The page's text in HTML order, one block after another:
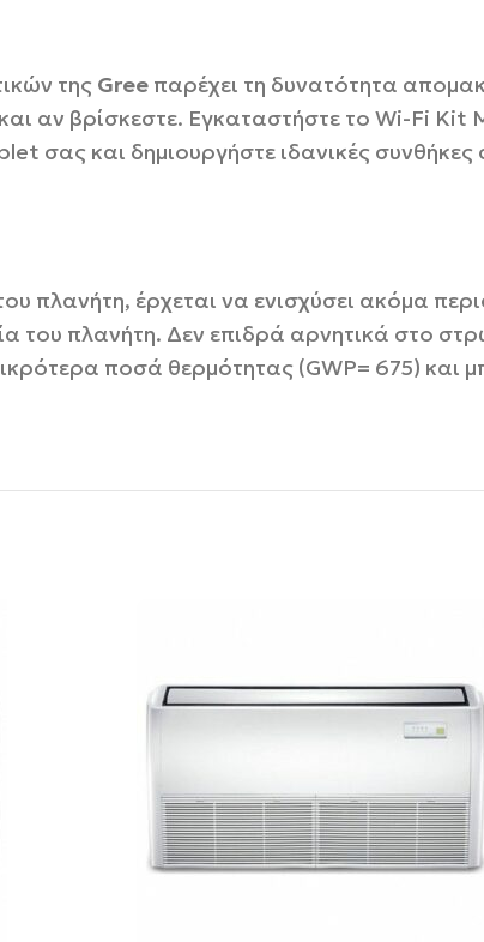
της Gree παρέχει τη δυνατότητα
αν βρίσκεστε. Εγκαταστήστε το Wi-Fi Kit
σας και δημιουργήστε ιδανικές συνθήκες
πλανήτη, έρχεται να ενισχύσει ακόμα
του πλανήτη. Δεν επιδρά αρνητικά στο
ποσά θερμότητας (GWP= 675) και